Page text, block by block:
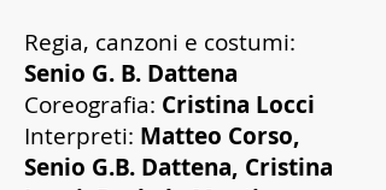
Regia, canzoni e costumi:
Senio G. B. Dattena
Coreografia: Cristina Locci
Interpreti: Matteo Corso,
Senio G.B. Dattena, Cristina